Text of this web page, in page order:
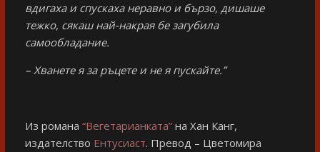
вдигаха и спускаха неравно и бързо, дишаше
тежко, сякаш най-накрая бе загубила
самообладание.
– Хванете я за ръцете и не я пускайте.”
Из романа “Вегетарианката”на Хан Канг,
издателство Ентусиаст. Превод – Цветомира